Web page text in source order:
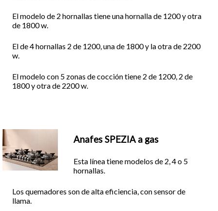
El modelo de 2 hornallas tiene una hornalla de 1200 y otra
de 1800 w.
El de 4 hornallas 2 de 1200, una de 1800 y la otra de 2200
w.
El modelo con 5 zonas de cocción tiene 2 de 1200, 2 de
1800 y otra de 2200 w.
Anafes SPEZIA a gas
Esta línea tiene modelos de 2, 4 o 5
hornallas.
Los quemadores son de alta eficiencia, con sensor de
llama.